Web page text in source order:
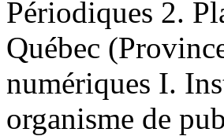
Périodiques 2.
Québec
numériques I.
organisme de